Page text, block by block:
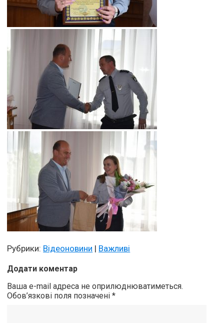
Рубрики: Відеоновини | Важливі
Додати коментар
Ваша e-mail адреса не оприлюднюватиметься.
Обов’язкові поля позначені*